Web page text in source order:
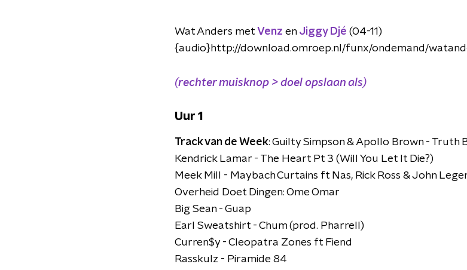
Wat Anders met Venz en Jiggy Djé (04-11)
{audio}http://download.omroep.nl/funx/ondemand/
(rechter muisknop > doel opslaan als)
Uur 1
Track van de Week: Guilty Simpson & Apollo Brown - Truth
Kendrick Lamar - The Heart Pt 3 (Will You Let It Die?)
Meek Mill - Maybach Curtains ft Nas, Rick Ross & John
Overheid Doet Dingen: Ome Omar
Big Sean - Guap
Earl Sweatshirt - Chum (prod. Pharrell)
Curren$y - Cleopatra Zones ft Fiend
Rasskulz - Piramide 84